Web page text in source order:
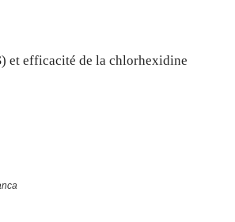
et efficacité de la chlorhexidine